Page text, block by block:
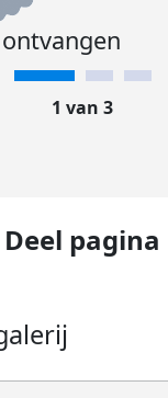
1 van 3
Deel pagina